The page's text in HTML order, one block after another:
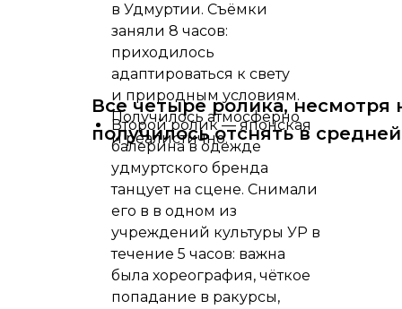
в Удмуртии. Съёмки
заняли 8 часов:
приходилось
адаптироваться к свету
и природным условиям.
Получилось атмосферно
и реалистично.
Второй ролик — японская
балерина в одежде
удмуртского бренда
танцует на сцене. Снимали
его в в одном из
учреждений культуры УР в
течение 5 часов: важна
была хореография, чёткое
попадание в ракурсы,
Все четыре ролика, несмотря
получилось отснять в
+7 (982) 820-26-06
hello@cdm.team
Оставить заявку
видеопродакшн
медиахолдинга Centre
digital & media в соцсетях